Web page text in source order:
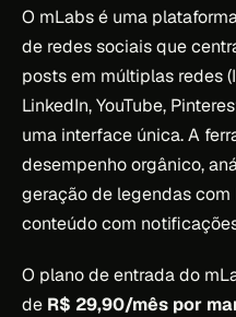
O mLabs é uma
de redes sociais que
posts em múltiplas redes
LinkedIn, YouTube,
uma interface única. A
desempenho orgânico,
geração de legendas
conteúdo com
O plano de entrada do
de R$ 29,90/mês por